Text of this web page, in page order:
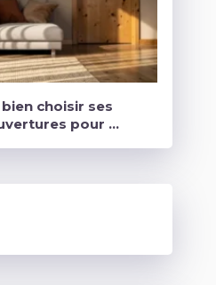
choisir ses
pour …